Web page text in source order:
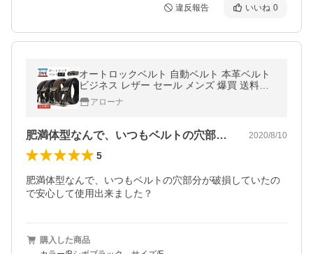
違反報告 いいね 0
オートロックベルト 自動ベルト 本革ベルト
ビジネス レザー セール メンズ 爆買 送料無
料 通販Y
アローナ
肥満体型なんで、いつもベルトの穴部分が… 2020/8/10
5
肥満体型なんで、いつもベルトの穴部分が破損していたの
で安心して使用出来ました？
購入した商品